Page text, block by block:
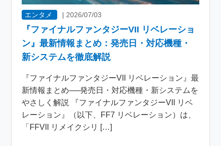
エンタメ |2026/07/03
『ファイナルファンタジーVII リベレーショ
ン』最新情報まとめ：発売日・対応機種・
新システムを徹底解説
『ファイナルファンタジーVII リベレーション』最
新情報まとめ──発売日・対応機種・新システムを
やさしく解説 『ファイナルファンタジーVII リベ
レーション』（以下、FF7 リベレーション）は、
「FFVII リメイクシリ […]